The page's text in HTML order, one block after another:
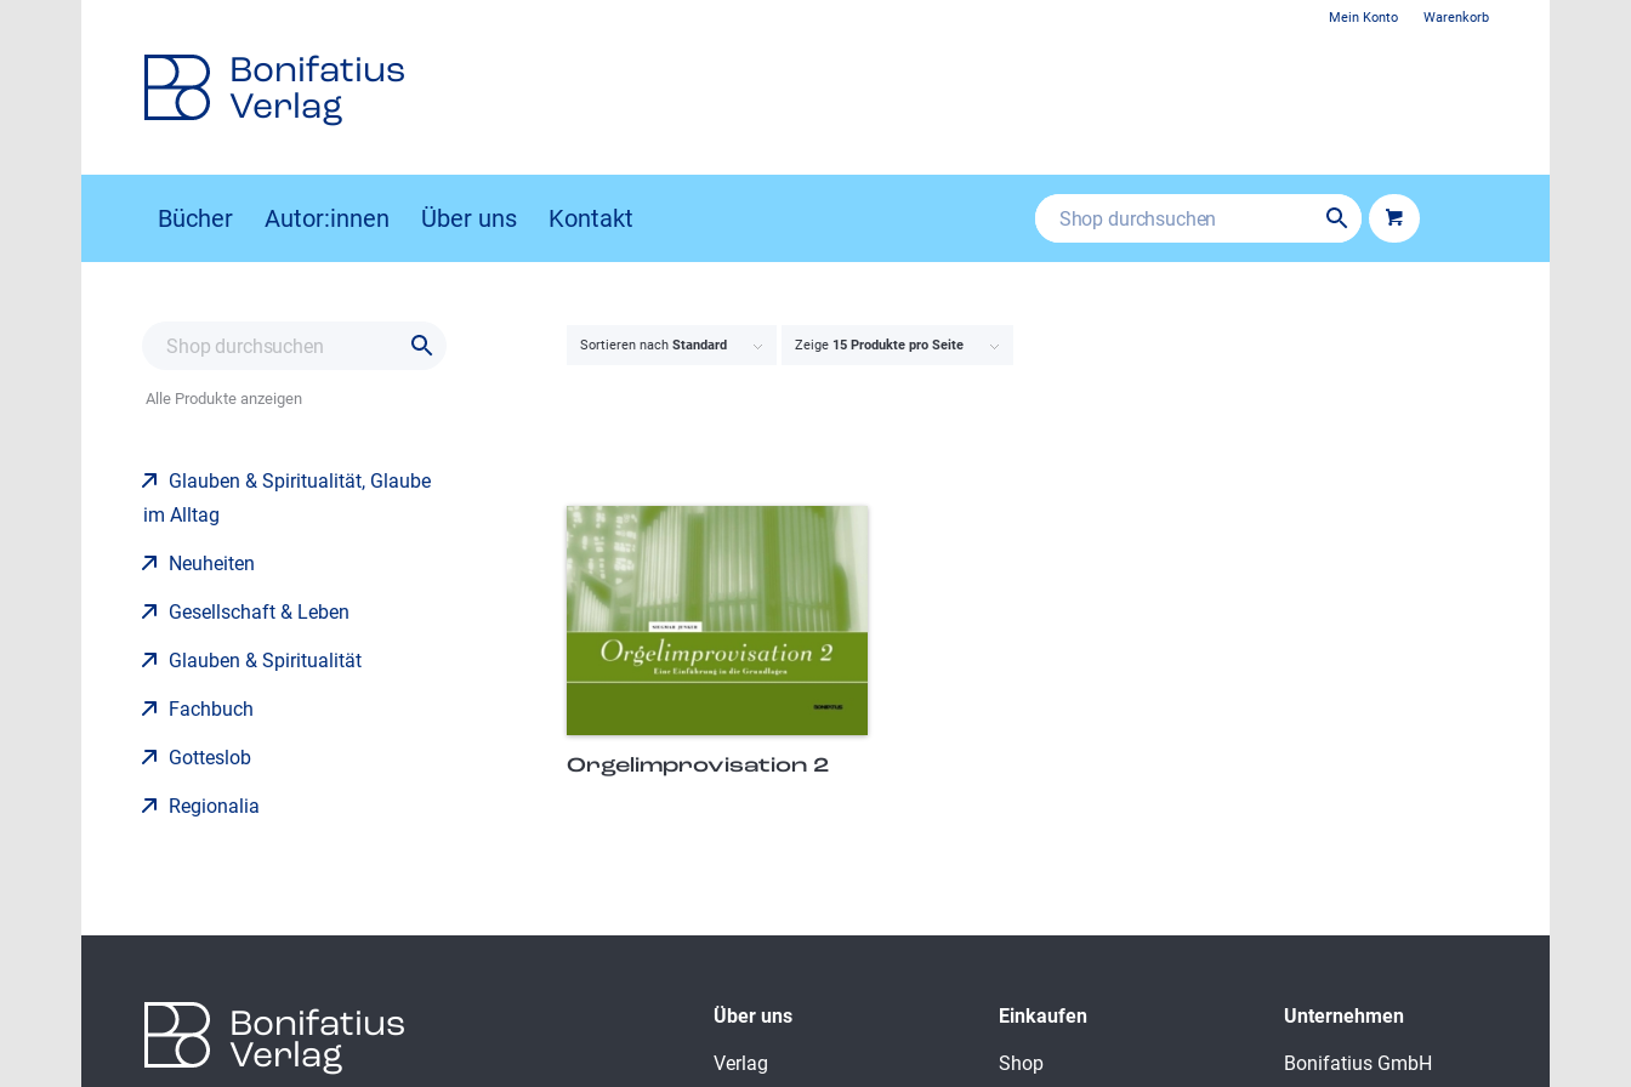
Mein Konto Warenkorb
Bonifatius
Verlag
Bücher Autor:innen Über uns Kontakt
Sortieren nach Standard Zeige 15 Produkte pro Seite
Orgelimprovisation 2
Alle Produkte anzeigen
Glauben & Spiritualität, Glaube
im Alltag
Neuheiten
Gesellschaft & Leben
Glauben & Spiritualität
Fachbuch
Gotteslob
Regionalia
Bonifatius
Verlag
Über uns
Verlag
Einkaufen
Shop
Unternehmen
Bonifatius GmbH